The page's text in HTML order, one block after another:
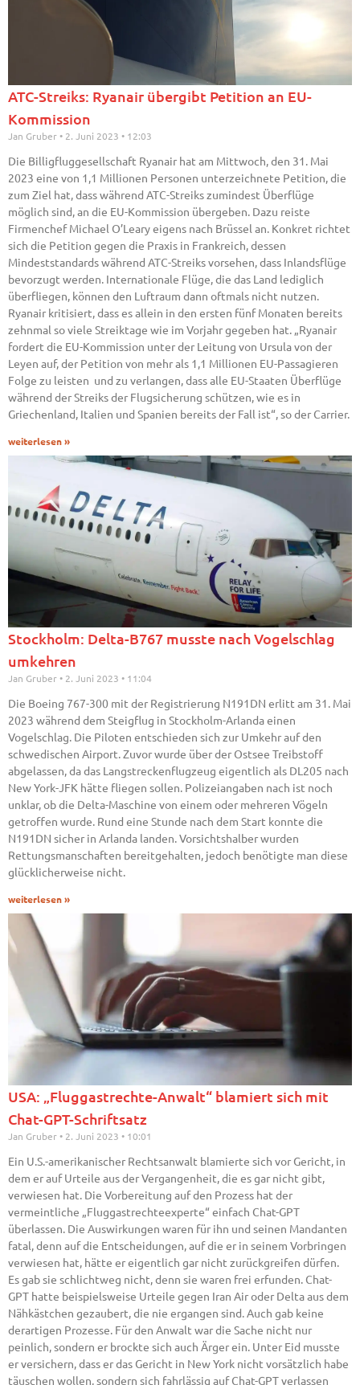
ATC-Streiks: Ryanair übergibt Petition an EU-
Kommission
Jan Gruber 2. Juni 2023 12:03
Die Billigfluggesellschaft Ryanair hat am Mittwoch, den 31. Mai
2023 eine von 1,1 Millionen Personen unterzeichnete Petition, die
zum Ziel hat, dass während ATC-Streiks zumindest Überflüge
möglich sind, an die EU-Kommission übergeben. Dazu reiste
Firmenchef Michael O’Leary eigens nach Brüssel an. Konkret richtet
sich die Petition gegen die Praxis in Frankreich, dessen
Mindeststandards während ATC-Streiks vorsehen, dass Inlandsflüge
bevorzugt werden. Internationale Flüge, die das Land lediglich
überfliegen, können den Luftraum dann oftmals nicht nutzen.
Ryanair kritisiert, dass es allein in den ersten fünf Monaten bereits
zehnmal so viele Streiktage wie im Vorjahr gegeben hat. „Ryanair
fordert die EU-Kommission unter der Leitung von Ursula von der
Leyen auf, der Petition von mehr als 1,1 Millionen EU-Passagieren
Folge zu leisten und zu verlangen, dass alle EU-Staaten Überflüge
während der Streiks der Flugsicherung schützen, wie es in
Griechenland, Italien und Spanien bereits der Fall ist“, so der Carrier.
weiterlesen »
Stockholm: Delta-B767 musste nach Vogelschlag
umkehren
Jan Gruber 2. Juni 2023 11:04
Die Boeing 767-300 mit der Registrierung N191DN erlitt am 31. Mai
2023 während dem Steigflug in Stockholm-Arlanda einen
Vogelschlag. Die Piloten entschieden sich zur Umkehr auf den
schwedischen Airport. Zuvor wurde über der Ostsee Treibstoff
abgelassen, da das Langstreckenflugzeug eigentlich als DL205 nach
New York-JFK hätte fliegen sollen. Polizeiangaben nach ist noch
unklar, ob die Delta-Maschine von einem oder mehreren Vögeln
getroffen wurde. Rund eine Stunde nach dem Start konnte die
N191DN sicher in Arlanda landen. Vorsichtshalber wurden
Rettungsmanschaften bereitgehalten, jedoch benötigte man diese
glücklicherweise nicht.
weiterlesen »
USA: „Fluggastrechte-Anwalt“ blamiert sich mit
Chat-GPT-Schriftsatz
Jan Gruber 2. Juni 2023 10:01
Ein U.S.-amerikanischer Rechtsanwalt blamierte sich vor Gericht, in
dem er auf Urteile aus der Vergangenheit, die es gar nicht gibt,
verwiesen hat. Die Vorbereitung auf den Prozess hat der
vermeintliche „Fluggastrechteexperte“ einfach Chat-GPT
überlassen. Die Auswirkungen waren für ihn und seinen Mandanten
fatal, denn auf die Entscheidungen, auf die er in seinem Vorbringen
verwiesen hat, hätte er eigentlich gar nicht zurückgreifen dürfen.
Es gab sie schlichtweg nicht, denn sie waren frei erfunden. Chat-
GPT hatte beispielsweise Urteile gegen Iran Air oder Delta aus dem
Nähkästchen gezaubert, die nie ergangen sind. Auch gab keine
derartigen Prozesse. Für den Anwalt war die Sache nicht nur
peinlich, sondern er brockte sich auch Ärger ein. Unter Eid musste
er versichern, dass er das Gericht in New York nicht vorsätzlich habe
täuschen wollen, sondern sich fahrlässig auf Chat-GPT verlassen